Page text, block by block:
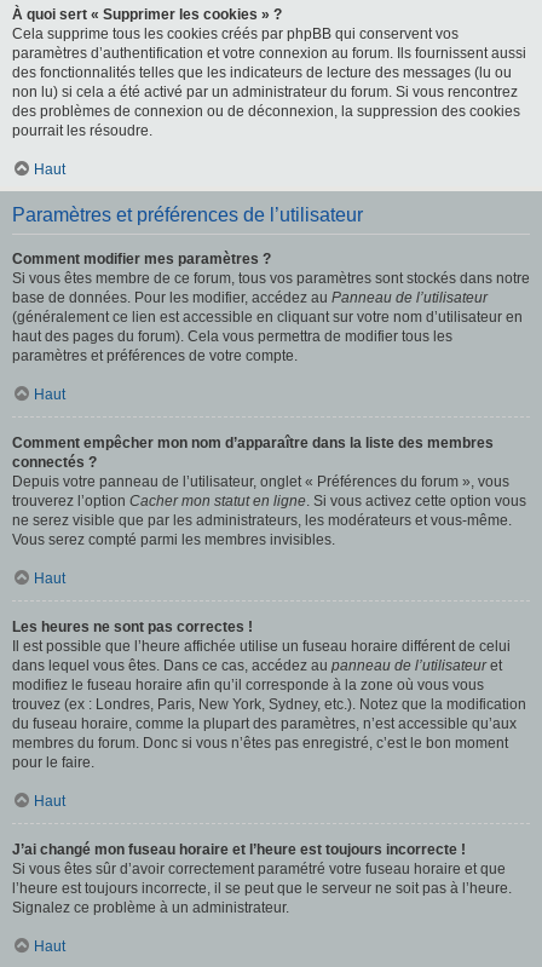
À quoi sert « Supprimer les cookies » ?
Cela supprime tous les cookies créés par phpBB qui conservent vos
paramètres d’authentification et votre connexion au forum. Ils fournissent aussi
des fonctionnalités telles que les indicateurs de lecture des messages (lu ou
non lu) si cela a été activé par un administrateur du forum. Si vous rencontrez
des problèmes de connexion ou de déconnexion, la suppression des cookies
pourrait les résoudre.
Haut
Paramètres et préférences de l’utilisateur
Comment modifier mes paramètres ?
Si vous êtes membre de ce forum, tous vos paramètres sont stockés dans notre
base de données. Pour les modifier, accédez au Panneau de l’utilisateur
(généralement ce lien est accessible en cliquant sur votre nom d’utilisateur en
haut des pages du forum). Cela vous permettra de modifier tous les
paramètres et préférences de votre compte.
Haut
Comment empêcher mon nom d’apparaître dans la liste des membres
connectés ?
Depuis votre panneau de l’utilisateur, onglet « Préférences du forum », vous
trouverez l’option Cacher mon statut en ligne. Si vous activez cette option vous
ne serez visible que par les administrateurs, les modérateurs et vous-même.
Vous serez compté parmi les membres invisibles.
Haut
Les heures ne sont pas correctes !
Il est possible que l’heure affichée utilise un fuseau horaire différent de celui
dans lequel vous êtes. Dans ce cas, accédez au panneau de l’utilisateuret
modifiez le fuseau horaire afin qu’il corresponde à la zone où vous vous
trouvez (ex : Londres, Paris, New York, Sydney, etc.). Notez que la modification
du fuseau horaire, comme la plupart des paramètres, n’est accessible qu’aux
membres du forum. Donc si vous n’êtes pas enregistré, c’est le bon moment
pour le faire.
Haut
J’ai changé mon fuseau horaire et l’heure est toujours incorrecte !
Si vous êtes sûr d’avoir correctement paramétré votre fuseau horaire et que
l’heure est toujours incorrecte, il se peut que le serveur ne soit pas à l’heure.
Signalez ce problème à un administrateur.
Haut